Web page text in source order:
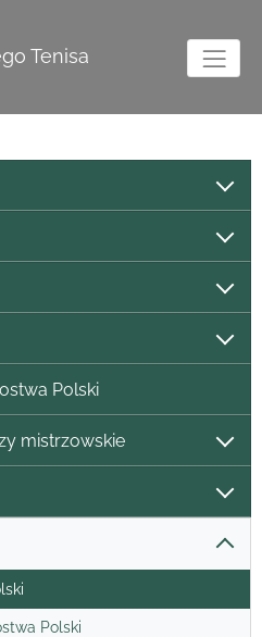
Tenisa
Polski
mistrzowskie
Polski